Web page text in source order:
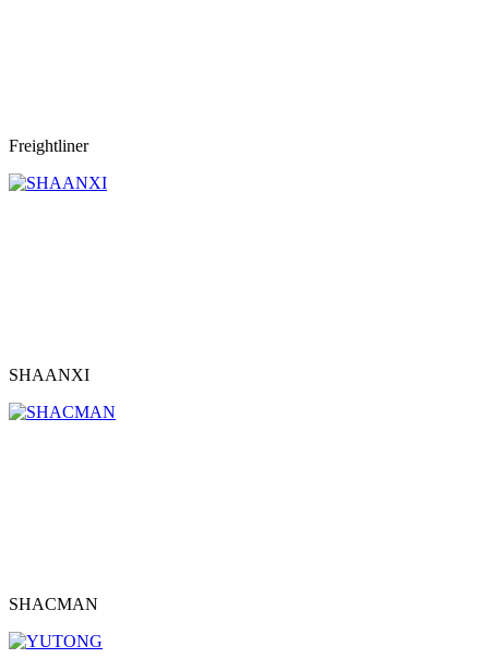
Freightliner
SHAANXI
SHACMAN